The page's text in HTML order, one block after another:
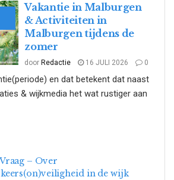
Vakantie in Malburgen
& Activiteiten in
Malburgen tijdens de
zomer
door Redactie 16 JULI 2026 0
en dat betekent dat naast
& wijkmedia het wat rustiger aan
– Over
in de wijk